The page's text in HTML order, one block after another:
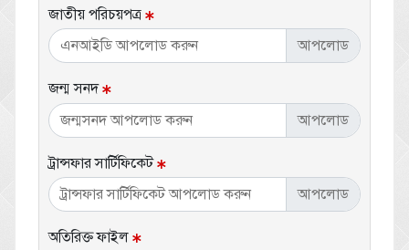
জাতীয় পরিচয়পত্র
এনআইডি আপলোড করুন
জন্ম সনদ
জন্মসনদ আপলোড করুন
ট্রান্সফার সার্টিফিকেট
ট্রান্সফার সার্টিফিকেট আপলোড করুন
অতিরিক্ত ফাইল